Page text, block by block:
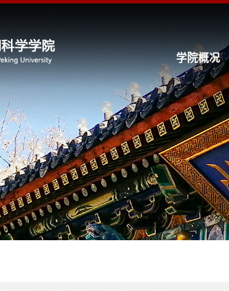
学院概况